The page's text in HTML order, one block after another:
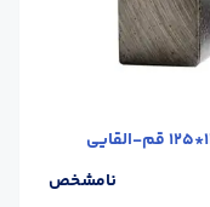
نامشخص